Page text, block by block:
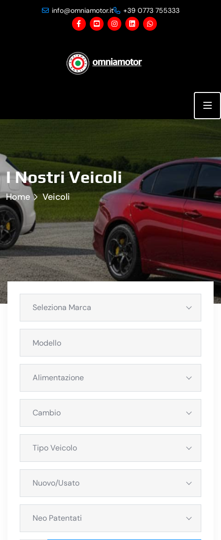
info@omniamotor.it +39 0773 755333
I Nostri Veicoli
Home Veicoli
Seleziona Marca
Alimentazione
Cambio
Tipo Veicolo
Nuovo/Usato
Neo Patentati